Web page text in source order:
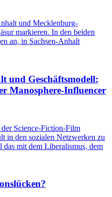
und Mecklenburg-
markieren. In den beiden
an, in Sachsen-Anhalt
und Geschäftsmodell:
Manosphere-Influencer
Science-Fiction-Film
in den sozialen Netzwerken zu
mit dem Liberalismus, dem